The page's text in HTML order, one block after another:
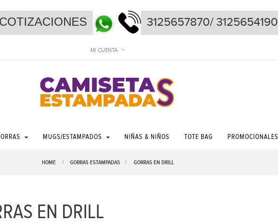
3125657870/ 3125654190
MI CUENTA
MUGS/ESTAMPADOS NIÑAS & NIÑOS TOTE BAG PROMOCIONALES
HOME GORRAS ESTAMPADAS GORRAS EN DRILL
EN DRILL